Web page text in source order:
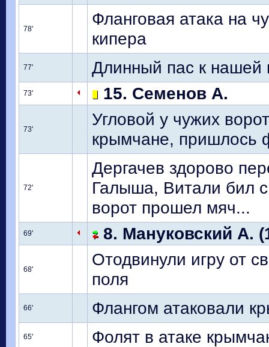
78'
Фланговая атака на
кипера
77' Длинный пас к нашей
73' 15. Семенов А.
73'
Угловой у чужих
крымчане, пришлось
72'
Дергачев здорово
Галыша, Витали бил с
ворот прошел мяч...
69' 8. Мануковский А.
68'
Отодвинули игру от
поля
66' Флангом атаковали
65' Фолят в атаке